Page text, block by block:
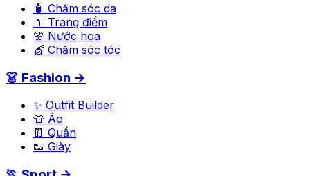
🧴 Chăm sóc da
💄 Trang điểm
🌸 Nước hoa
💇 Chăm sóc tóc
👗 Fashion →
✨ Outfit Builder
👕 Áo
👖 Quần
👟 Giày